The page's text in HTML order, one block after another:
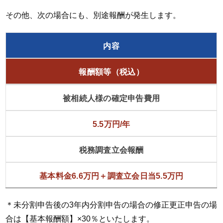
その他、次の場合にも、別途報酬が発生します。
内容
報酬額等（税込）
被相続人様の確定申告費用
5.5万円/年
税務調査立会報酬
基本料金6.6万円＋調査立会日当5.5万円
＊未分割申告後の3年内分割申告の場合の修正更正申告の場
合は【基本報酬額】×30％といたします。